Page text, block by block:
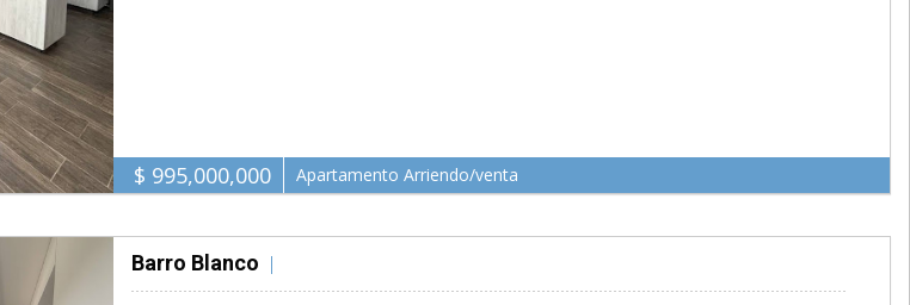
$ 995,000,000 Apartamento Arriendo/venta
Barro Blanco